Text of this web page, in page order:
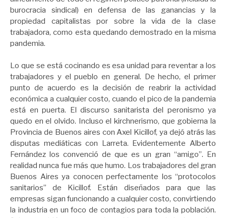
burocracia sindical) en defensa de las ganancias y la
propiedad capitalistas por sobre la vida de la clase
trabajadora, como esta quedando demostrado en la misma
pandemia.
Lo que se está cocinando es esa unidad para reventar a los
trabajadores y el pueblo en general. De hecho, el primer
punto de acuerdo es la decisión de reabrir la actividad
económica a cualquier costo, cuando el pico de la pandemia
está en puerta. El discurso sanitarista del peronismo ya
quedo en el olvido. Incluso el kirchnerismo, que gobierna la
Provincia de Buenos aires con Axel Kicillof, ya dejó atrás las
disputas mediáticas con Larreta. Evidentemente Alberto
Fernández los convenció de que es un gran “amigo”. En
realidad nunca fue más que humo. Los trabajadores del gran
Buenos Aires ya conocen perfectamente los “protocolos
sanitarios” de Kicillof. Están diseñados para que las
empresas sigan funcionando a cualquier costo, convirtiendo
la industria en un foco de contagios para toda la población.